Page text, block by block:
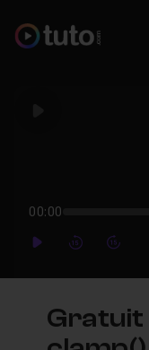
00:00
Forward
Gratuit